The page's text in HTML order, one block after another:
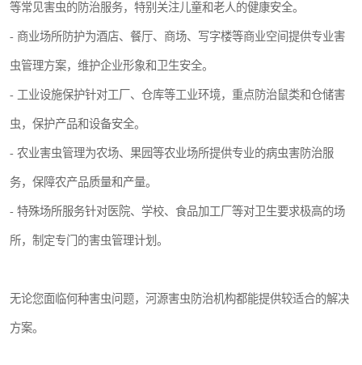
等常见害虫的防治服务，特别关注儿童和老人的健康安全。
- 商业场所防护为酒店、餐厅、商场、写字楼等商业空间提供专业害
虫管理方案，维护企业形象和卫生安全。
- 工业设施保护针对工厂、仓库等工业环境，重点防治鼠类和仓储害
虫，保护产品和设备安全。
- 农业害虫管理为农场、果园等农业场所提供专业的病虫害防治服
务，保障农产品质量和产量。
- 特殊场所服务针对医院、学校、食品加工厂等对卫生要求极高的场
所，制定专门的害虫管理计划。
无论您面临何种害虫问题，河源害虫防治机构都能提供较适合的解决
方案。